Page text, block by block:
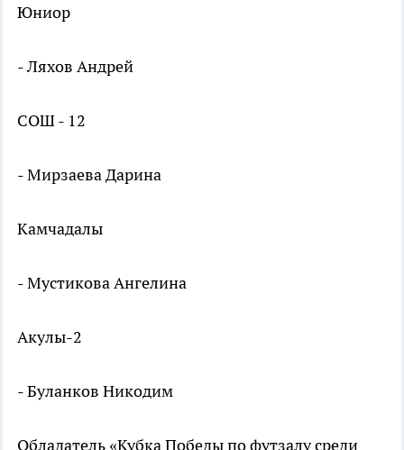
Юниор
- Ляхов Андрей
СОШ - 12
- Мирзаева Дарина
Камчадалы
- Мустикова Ангелина
Акулы-2
- Буланков Никодим
Обладатель «Кубка Победы по футзалу среди